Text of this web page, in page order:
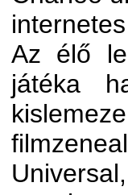
Az élő
játéka